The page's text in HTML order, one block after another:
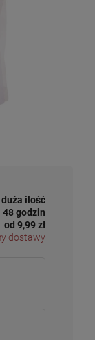
duża ilość
48 godzin
od 9,99 zł
dostawy